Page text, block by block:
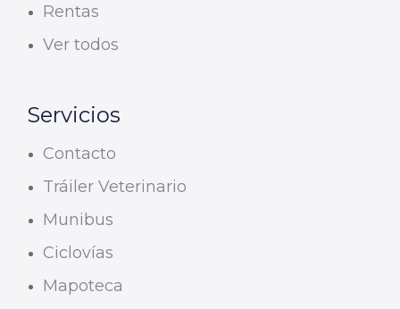
Rentas
Ver todos
Servicios
Contacto
Tráiler Veterinario
Munibus
Ciclovías
Mapoteca